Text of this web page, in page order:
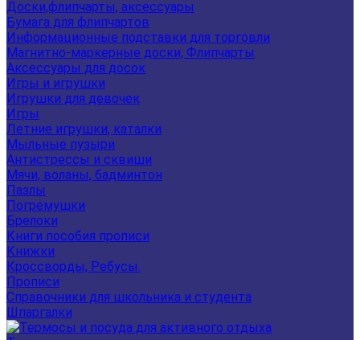
Доски,флипчарты, аксессуары
Бумага для флипчартов
Информационные подставки для торговли
Магнитно-маркерные доски, Флипчарты
Аксессуары для досок
Игры и игрушки
Игрушки для девочек
Игры
Летние игрушки, каталки
Мыльные пузыри
Антистрессы и сквиши
Мячи, воланы, бадминтон
Пазлы
Погремушки
Брелоки
Книги пособия прописи
Книжки
Кроссворды, Ребусы.
Прописи
Справочники для школьника и студента
Шпаргалки